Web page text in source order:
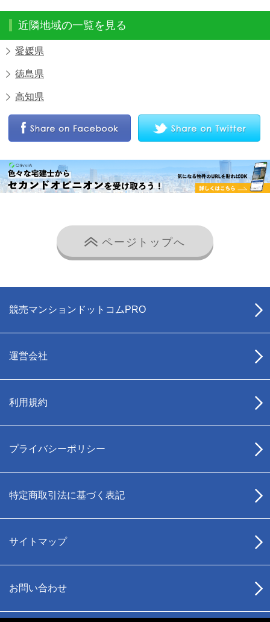
近隣地域の一覧を見る
愛媛県
徳島県
高知県
ページトップへ
競売マンションドットコムPRO
運営会社
利用規約
プライバシーポリシー
特定商取引法に基づく表記
サイトマップ
お問い合わせ